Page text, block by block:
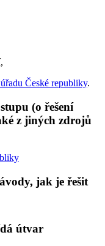
České republiky.
(o řešení
z jiných zdrojů
jak je řešit
útvar